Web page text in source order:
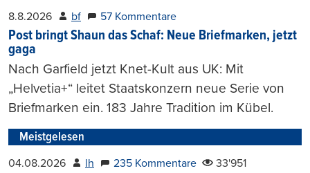
8.8.2026 bf 57 Kommentare
Post bringt Shaun das Schaf: Neue Briefmarken, jetzt
gaga
Nach Garfield jetzt Knet-Kult aus UK: Mit
„Helvetia+“ leitet Staatskonzern neue Serie von
Briefmarken ein. 183 Jahre Tradition im Kübel.
Meistgelesen
04.08.2026 lh 235 Kommentare 33'951